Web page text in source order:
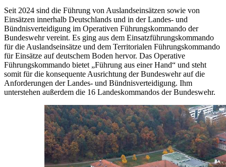
Seit 2024 sind die Führung von Auslandseinsätzen sowie von
Einsätzen innerhalb Deutschlands und in der Landes- und
Bündnisverteidigung im Operativen Führungskommando der
Bundeswehr vereint. Es ging aus dem Einsatzführungskommando
für die Auslandseinsätze und dem Territorialen Führungskommando
für Einsätze auf deutschem Boden hervor. Das Operative
Führungskommando bietet „Führung aus einer Hand“ und steht
somit für die konsequente Ausrichtung der Bundeswehr auf die
Anforderungen der Landes- und Bündnisverteidigung. Ihm
unterstehen außerdem die 16 Landeskommandos der Bundeswehr.